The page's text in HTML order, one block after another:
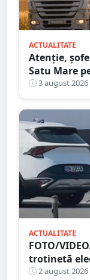
ACTUALITATE
Atenție,
Satu Mare
caniculă
3 august 2026
ACTUALITATE
FOTO/
trotinetă
trotinetă
2 august 2026